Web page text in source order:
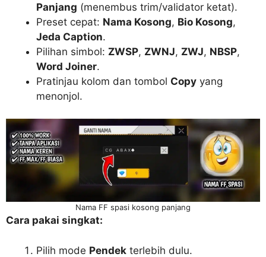
Panjang (menembus trim/validator ketat).
Preset cepat: Nama Kosong, Bio Kosong,
Jeda Caption.
Pilihan simbol: ZWSP, ZWNJ, ZWJ, NBSP,
Word Joiner.
Pratinjau kolom dan tombol Copy yang
menonjol.
Nama FF spasi kosong panjang
Cara pakai singkat:
Pilih mode Pendek terlebih dulu.